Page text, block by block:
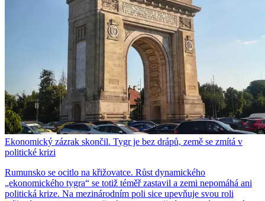
Ekonomický zázrak skončil. Tygr je bez drápů, země se zmítá v
politické krizi
Rumunsko se ocitlo na křižovatce. Růst dynamického
„ekonomického tygra“ se totiž téměř zastavil a zemi nepomáhá ani
politická krize. Na mezinárodním poli sice upevňuje svou roli